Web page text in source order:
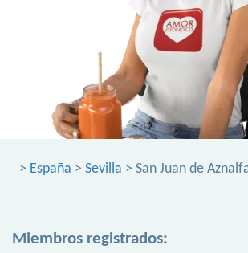
> España > Sevilla > San Juan de
Miembros registrados: